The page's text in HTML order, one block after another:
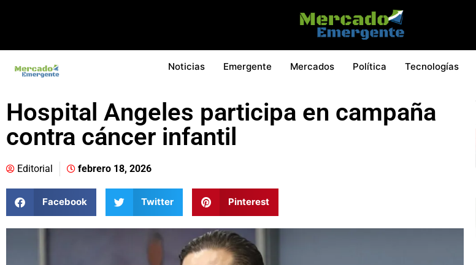
Noticias Emergente Mercados Política Tecnologías
Hospital Angeles participa en campaña
contra cáncer infantil
Editorial febrero 18, 2026
Facebook Twitter Pinterest